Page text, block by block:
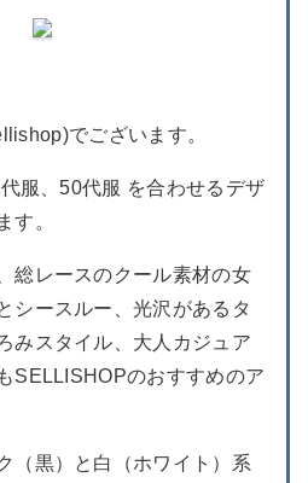
でございます。
服、50代服 を合わせるデザ
す。
総レースのクール素材の女
シースルー、光沢があるタ
みスタイル、大人カジュア
SELLISHOPのおすすめのア
（黒）と白（ホワイト）系